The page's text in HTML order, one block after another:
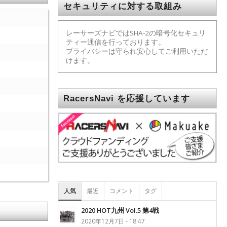
セキュリティに対する取組み
レーサーズナビではSHA-2の暗号化セキュリ
ティー通信を行っております。
プライバシーは守られ安心してご利用いただ
けます。
RacersNavi を応援しています
人気 最近 コメント タグ
2020 HOT九州 Vol.5 第4戦
2020年12月7日 - 18:47